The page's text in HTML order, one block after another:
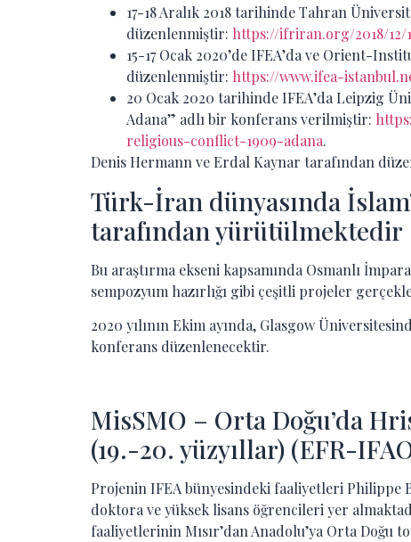
17-18 Aralık 2018 tarihinde Tahran
düzenlenmiştir: https://ifriran.org/2018/
15-17 Ocak 2020’de IFEA’da ve Orient-
düzenlenmiştir: https://www.ifea-
20 Ocak 2020 tarihinde IFEA’da Leipzig
Adana” adlı bir konferans verilmiştir:
religious-conflict-1909-adana.
Denis Hermann ve Erdal Kaynar tarafından
Türk-İran dünyasında
tarafından yürütülmektedir
Bu araştırma ekseni kapsamında Osmanlı
sempozyum hazırlığı gibi çeşitli projeler
2020 yılının Ekim ayında, Glasgow
konferans düzenlenecektir.
MisSMO – Orta Doğu’da
(19.-20. yüzyıllar) (EFR-
Projenin IFEA bünyesindeki faaliyetleri Philippe
doktora ve yüksek lisans öğrencileri yer
faaliyetlerinin Mısır’dan Anadolu’ya Orta